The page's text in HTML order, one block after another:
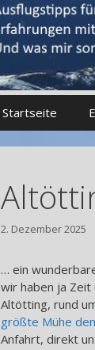
Startseite
2. Dezember 2025
… ein
wir haben ja Zeit
Altötting, rund
größte Mühe
Anfahrt, direkt